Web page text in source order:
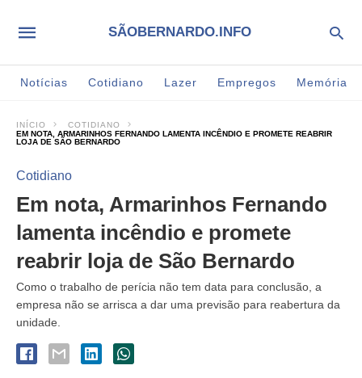
SÃOBERNARDO.INFO
Notícias Cotidiano Lazer Empregos Memória
INÍCIO
COTIDIANO
EM NOTA, ARMARINHOS FERNANDO LAMENTA INCÊNDIO E PROMETE REABRIR
LOJA DE SÃO BERNARDO
Cotidiano
Em nota, Armarinhos Fernando
lamenta incêndio e promete
reabrir loja de São Bernardo
Como o trabalho de perícia não tem data para conclusão, a
empresa não se arrisca a dar uma previsão para reabertura da
unidade.